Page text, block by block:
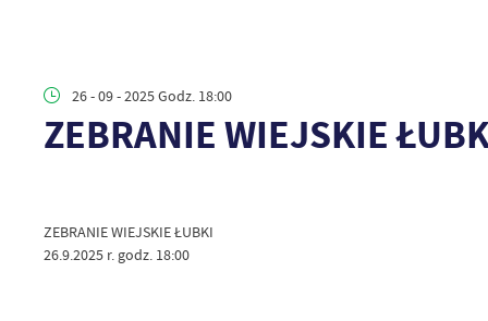
26 - 09 - 2025 Godz. 18:00
ZEBRANIE WIEJSKIE
ZEBRANIE WIEJSKIE ŁUBKI
26.9.2025 r. godz. 18:00